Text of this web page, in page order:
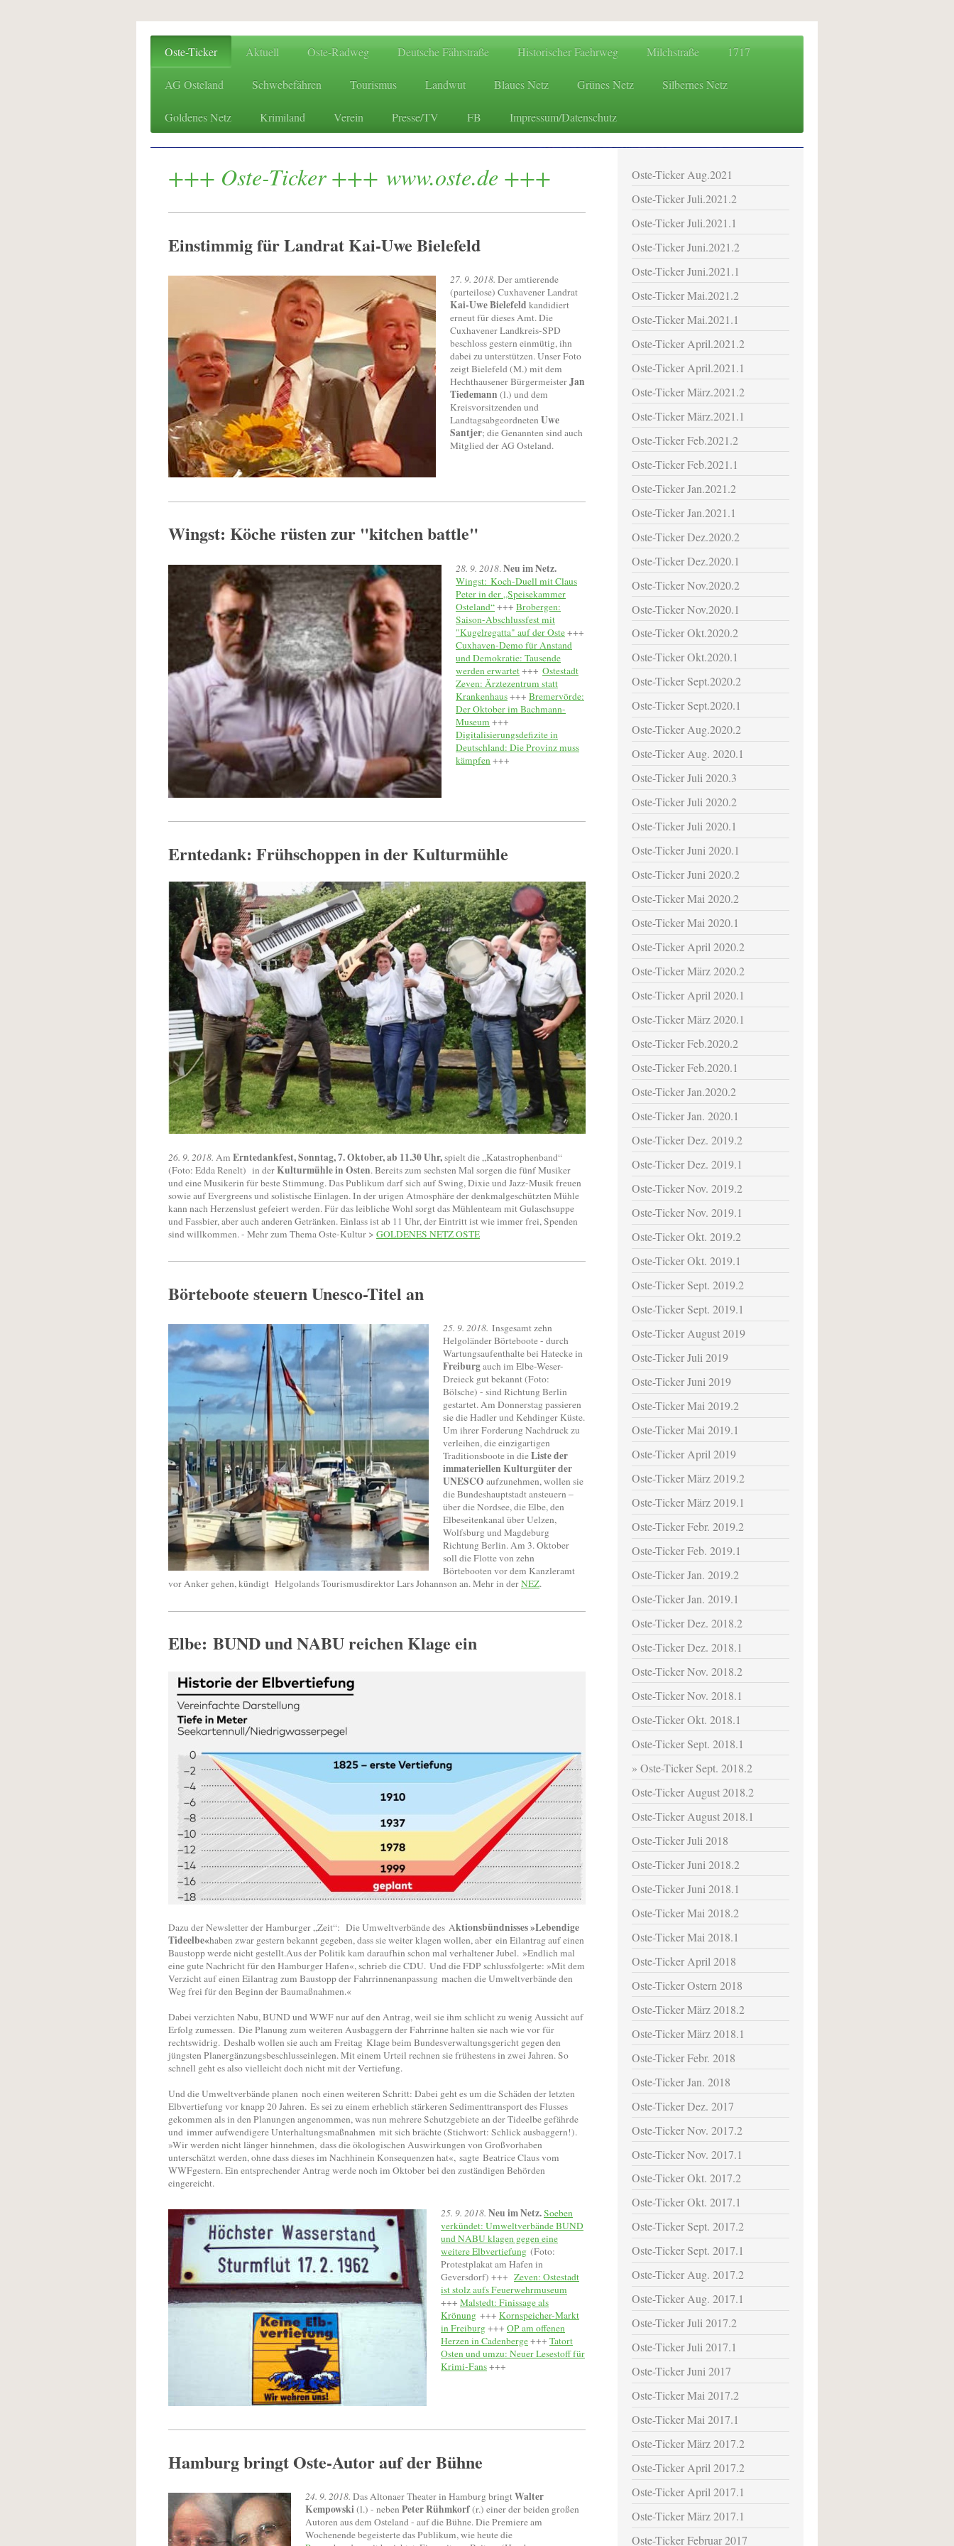
Oste-Ticker Aktuell Oste-Radweg Deutsche Fährstraße Historischer Faehrweg Milchstraße 1717
AG Osteland Schwebefähren Tourismus Landwut Blaues Netz Grünes Netz Silbernes Netz
Goldenes Netz Krimiland Verein Presse/TV FB Impressum/Datenschutz
+++ Oste-Ticker +++ www.oste.de +++
Einstimmig für Landrat Kai-Uwe Bielefeld
27. 9. 2018. Der amtierende
(parteilose) Cuxhavener Landrat
Kai-Uwe Bielefeld kandidiert
erneut für dieses Amt. Die
Cuxhavener Landkreis-SPD
beschloss gestern einmütig, ihn
dabei zu unterstützen. Unser Foto
zeigt Bielefeld (M.) mit dem
Hechthausener BürgermeisterJan
Tiedemann (l.) und dem
Kreisvorsitzenden und
Landtagsabgeordneten Uwe
Santjer; die Genannten sind auch
Mitglied der AG Osteland.
Wingst: Köche rüsten zur "kitchen battle"
28. 9. 2018.Neu im Netz.
Wingst: Koch-Duell mit Claus
Peter in der „Speisekammer
Osteland“+++ Brobergen:
Saison-Abschlussfest mit
"Kugelregatta" auf der Oste+++
Cuxhaven-Demo für Anstand
und Demokratie: Tausende
werden erwartet+++ Ostestadt
Zeven: Ärztezentrum statt
Krankenhaus+++ Bremervörde:
Der Oktober im Bachmann-
Museum +++
Digitalisierungsdefizite in
Deutschland: Die Provinz muss
kämpfen+++
Erntedank: Frühschoppen in der Kulturmühle
26. 9. 2018. Am Erntedankfest, Sonntag, 7. Oktober, ab 11.30 Uhr,spielt die „Katastrophenband“
(Foto: Edda Renelt) in derKulturmühle in Osten. Bereits zum sechsten Mal sorgen die fünf Musiker
und eine Musikerin für beste Stimmung. Das Publikum darf sich auf Swing, Dixie und Jazz-Musik freuen
sowie auf Evergreens und solistische Einlagen. In der urigen Atmosphäre der denkmalgeschützten Mühle
kann nach Herzenslust gefeiert werden. Für das leibliche Wohl sorgt das Mühlenteam mit Gulaschsuppe
und Fassbier, aber auch anderen Getränken. Einlass ist ab 11 Uhr, der Eintritt ist wie immer frei, Spenden
sind willkommen. - Mehr zum Thema Oste-Kultur > GOLDENES NETZ OSTE
Börteboote steuern Unesco-Titel an
25. 9. 2018. Insgesamt zehn
Helgoländer Börteboote - durch
Wartungsaufenthalte bei Hatecke in
Freiburgauch im Elbe-Weser-
Dreieck gut bekannt (Foto:
Bölsche) - sind Richtung Berlin
gestartet. Am Donnerstag passieren
sie die Hadler und Kehdinger Küste.
Um ihrer Forderung Nachdruck zu
verleihen, die einzigartigen
Traditionsboote in dieListe der
immateriellen Kulturgüter der
UNESCO aufzunehmen, wollen sie
die Bundeshauptstadt ansteuern –
über die Nordsee, die Elbe, den
Elbeseitenkanal über Uelzen,
Wolfsburg und Magdeburg
Richtung Berlin. Am 3. Oktober
soll die Flotte von zehn
Börtebooten vor dem Kanzleramt
vor Anker gehen, kündigt Helgolands Tourismusdirektor Lars Johannson an. Mehr in derNEZ.
Elbe: BUND und NABU reichen Klage ein
Dazu der Newsletter der Hamburger „Zeit“: Die Umweltverbände des Aktionsbündnisses »Lebendige
Tideelbe«haben zwar gestern bekannt gegeben, dass sie weiter klagen wollen, aber ein Eilantrag auf einen
Baustopp werde nicht gestellt.Aus der Politik kam daraufhin schon mal verhaltener Jubel. »Endlich mal
eine gute Nachricht für den Hamburger Hafen«, schrieb die CDU. Und die FDP schlussfolgerte: »Mit dem
Verzicht auf einen Eilantrag zum Baustopp der Fahrrinnenanpassung machen die Umweltverbände den
Weg frei für den Beginn der Baumaßnahmen.«
Dabei verzichten Nabu, BUND und WWF nur auf den Antrag, weil sie ihm schlicht zu wenig Aussicht auf
Erfolg zumessen. Die Planung zum weiteren Ausbaggern der Fahrrinne halten sie nach wie vor für
rechtswidrig. Deshalb wollen sie auch am Freitag Klage beim Bundesverwaltungsgericht gegen den
jüngsten Planergänzungsbeschlusseinlegen. Mit einem Urteil rechnen sie frühestens in zwei Jahren. So
schnell geht es also vielleicht doch nicht mit der Vertiefung.
Und die Umweltverbände planen noch einen weiteren Schritt: Dabei geht es um die Schäden der letzten
Elbvertiefung vor knapp 20 Jahren. Es sei zu einem erheblich stärkeren Sedimenttransport des Flusses
gekommen als in den Planungen angenommen, was nun mehrere Schutzgebiete an der Tideelbe gefährde
und immer aufwendigere Unterhaltungsmaßnahmen mit sich brächte (Stichwort: Schlick ausbaggern!).
»Wir werden nicht länger hinnehmen, dass die ökologischen Auswirkungen von Großvorhaben
unterschätzt werden, ohne dass dieses im Nachhinein Konsequenzen hat«, sagte Beatrice Claus vom
WWFgestern. Ein entsprechender Antrag werde noch im Oktober bei den zuständigen Behörden
eingereicht.
25. 9. 2018. Neu im Netz.Soeben
verkündet: Umweltverbände BUND
und NABU klagen gegen eine
weitere Elbvertiefung (Foto:
Protestplakat am Hafen in
Geversdorf) +++ Zeven: Ostestadt
ist stolz aufs Feuerwehrmuseum
+++ Malstedt: Finissage als
Krönung +++ Kornspeicher-Markt
in Freiburg+++ OP am offenen
Herzen in Cadenberge+++ Tatort
Osten und umzu: Neuer Lesestoff für
Krimi-Fans+++
Hamburg bringt Oste-Autor auf der Bühne
24. 9. 2018. Das Altonaer Theater in Hamburg bringtWalter
Kempowski(l.) - neben Peter Rühmkorf(r.) einer der beiden großen
Autoren aus dem Osteland - auf die Bühne. Die Premiere am
Wochenende begeisterte das Publikum, wie heute die
Oste-Ticker Aug.2021
Oste-Ticker Juli.2021.2
Oste-Ticker Juli.2021.1
Oste-Ticker Juni.2021.2
Oste-Ticker Juni.2021.1
Oste-Ticker Mai.2021.2
Oste-Ticker Mai.2021.1
Oste-Ticker April.2021.2
Oste-Ticker April.2021.1
Oste-Ticker März.2021.2
Oste-Ticker März.2021.1
Oste-Ticker Feb.2021.2
Oste-Ticker Feb.2021.1
Oste-Ticker Jan.2021.2
Oste-Ticker Jan.2021.1
Oste-Ticker Dez.2020.2
Oste-Ticker Dez.2020.1
Oste-Ticker Nov.2020.2
Oste-Ticker Nov.2020.1
Oste-Ticker Okt.2020.2
Oste-Ticker Okt.2020.1
Oste-Ticker Sept.2020.2
Oste-Ticker Sept.2020.1
Oste-Ticker Aug.2020.2
Oste-Ticker Aug. 2020.1
Oste-Ticker Juli 2020.3
Oste-Ticker Juli 2020.2
Oste-Ticker Juli 2020.1
Oste-Ticker Juni 2020.1
Oste-Ticker Juni 2020.2
Oste-Ticker Mai 2020.2
Oste-Ticker Mai 2020.1
Oste-Ticker April 2020.2
Oste-Ticker März 2020.2
Oste-Ticker April 2020.1
Oste-Ticker März 2020.1
Oste-Ticker Feb.2020.2
Oste-Ticker Feb.2020.1
Oste-Ticker Jan.2020.2
Oste-Ticker Jan. 2020.1
Oste-Ticker Dez. 2019.2
Oste-Ticker Dez. 2019.1
Oste-Ticker Nov. 2019.2
Oste-Ticker Nov. 2019.1
Oste-Ticker Okt. 2019.2
Oste-Ticker Okt. 2019.1
Oste-Ticker Sept. 2019.2
Oste-Ticker Sept. 2019.1
Oste-Ticker August 2019
Oste-Ticker Juli 2019
Oste-Ticker Juni 2019
Oste-Ticker Mai 2019.2
Oste-Ticker Mai 2019.1
Oste-Ticker April 2019
Oste-Ticker März 2019.2
Oste-Ticker März 2019.1
Oste-Ticker Febr. 2019.2
Oste-Ticker Feb. 2019.1
Oste-Ticker Jan. 2019.2
Oste-Ticker Jan. 2019.1
Oste-Ticker Dez. 2018.2
Oste-Ticker Dez. 2018.1
Oste-Ticker Nov. 2018.2
Oste-Ticker Nov. 2018.1
Oste-Ticker Okt. 2018.1
Oste-Ticker Sept. 2018.1
Oste-Ticker Sept. 2018.2
Oste-Ticker August 2018.2
Oste-Ticker August 2018.1
Oste-Ticker Juli 2018
Oste-Ticker Juni 2018.2
Oste-Ticker Juni 2018.1
Oste-Ticker Mai 2018.2
Oste-Ticker Mai 2018.1
Oste-Ticker April 2018
Oste-Ticker Ostern 2018
Oste-Ticker März 2018.2
Oste-Ticker März 2018.1
Oste-Ticker Febr. 2018
Oste-Ticker Jan. 2018
Oste-Ticker Dez. 2017
Oste-Ticker Nov. 2017.2
Oste-Ticker Nov. 2017.1
Oste-Ticker Okt. 2017.2
Oste-Ticker Okt. 2017.1
Oste-Ticker Sept. 2017.2
Oste-Ticker Sept. 2017.1
Oste-Ticker Aug. 2017.2
Oste-Ticker Aug. 2017.1
Oste-Ticker Juli 2017.2
Oste-Ticker Juli 2017.1
Oste-Ticker Juni 2017
Oste-Ticker Mai 2017.2
Oste-Ticker Mai 2017.1
Oste-Ticker März 2017.2
Oste-Ticker April 2017.2
Oste-Ticker April 2017.1
Oste-Ticker März 2017.1
Oste-Ticker Februar 2017